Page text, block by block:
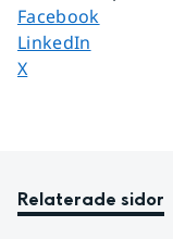
Dela sidan på
Facebook
Dela sidan på
LinkedIn
Dela sidan på
X
Relaterade sidor